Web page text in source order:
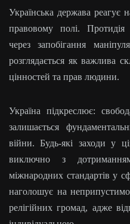
Українська держава реагує
правовому полі. Протидія
через запобігання
розглядається як важлива
цінностей та прав людини.
Україна підкреслює:
залишається
війни. Будь-які заходи у
виключно з
міжнародних стандартів у
наголошує на
релігійних громад, адже